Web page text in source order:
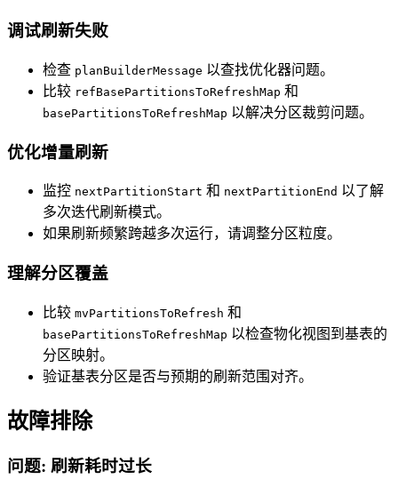
调试刷新失败
检查 planBuilderMessage 以查找优化器问题。
比较 refBasePartitionsToRefreshMap 和
basePartitionsToRefreshMap 以解决分区裁剪问题。
优化增量刷新
监控 nextPartitionStart 和 nextPartitionEnd 以了解
多次迭代刷新模式。
如果刷新频繁跨越多次运行，请调整分区粒度。
理解分区覆盖
比较 mvPartitionsToRefresh 和
basePartitionsToRefreshMap 以检查物化视图到基表的
分区映射。
验证基表分区是否与预期的刷新范围对齐。
故障排除
问题: 刷新耗时过长